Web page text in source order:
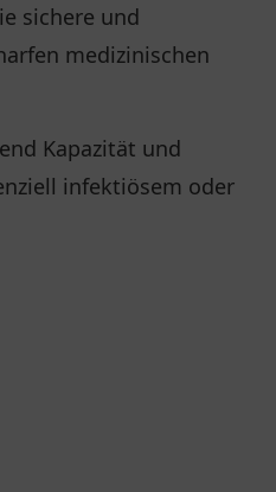
sichere und
medizinischen
Kapazität und
infektiösem oder